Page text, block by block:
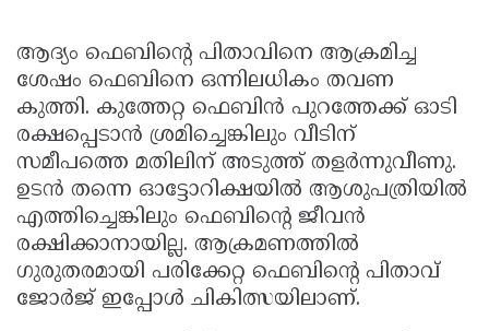
ആദ്യം ഫെബിന്റെ പിതാവിനെ ആക്രമിച്ച
ശേഷം ഫെബിനെ ഒന്നിലധികം തവണ
കുത്തി. കുത്തേറ്റ ഫെബിൻ പുറത്തേക്ക് ഓടി
രക്ഷപ്പെടാൻ ശ്രമിച്ചെങ്കിലും വീടിന്
സമീപത്തെ മതിലിന് അടുത്ത് തളർന്നുവീണു.
ഉടൻ തന്നെ ഓട്ടോറിക്ഷയിൽ ആശുപത്രിയിൽ
എത്തിച്ചെങ്കിലും ഫെബിന്റെ ജീവൻ
രക്ഷിക്കാനായില്ല. ആക്രമണത്തിൽ
ഗുരുതരമായി പരിക്കേറ്റ ഫെബിന്റെ പിതാവ്
ജോർജ് ഇപ്പോൾ ചികിത്സയിലാണ്.